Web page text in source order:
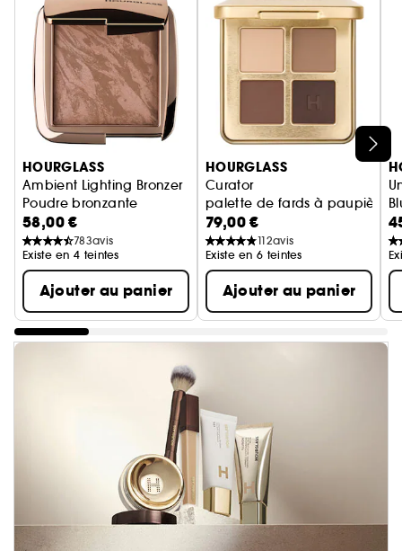
Ignorer le carrousel produits
HOURGLASS
Ambient Lighting Bronzer
Poudre bronzante
58,00 €
783avis
Existe en 4 teintes
Ajouter au panier
HOURGLASS
Curator
palette de fards à paupières
79,00 €
112avis
Existe en 6 teintes
Ajouter au panier